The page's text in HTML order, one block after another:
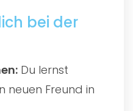
bei der
Du lernst
neuen Freund in